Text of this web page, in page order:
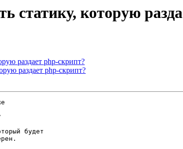
статику, которую
раздает php-скрипт?
раздает php-скрипт?
будет